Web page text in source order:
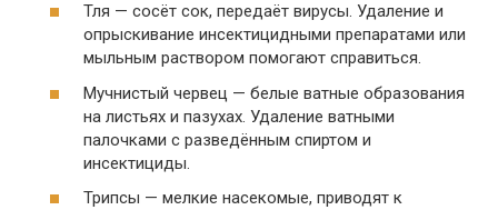
Тля — сосёт сок, передаёт вирусы. Удаление и
опрыскивание инсектицидными препаратами или
мыльным раствором помогают справиться.
Мучнистый червец — белые ватные образования
на листьях и пазухах. Удаление ватными
палочками с разведённым спиртом и
инсектициды.
Трипсы — мелкие насекомые, приводят к